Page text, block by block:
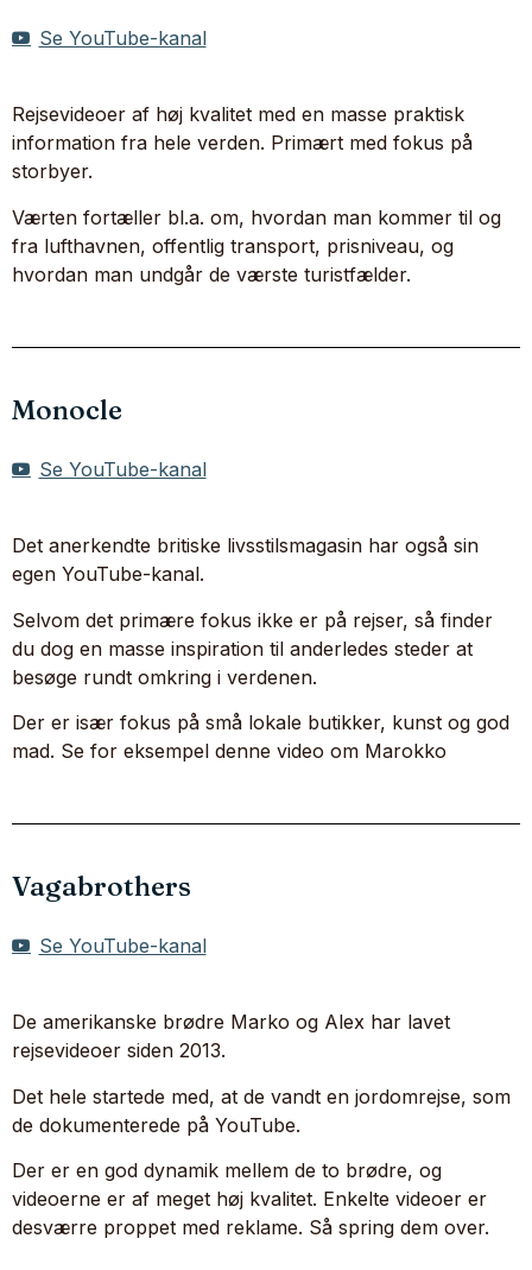
Se YouTube-kanal
Rejsevideoer af høj kvalitet med en masse praktisk
information fra hele verden. Primært med fokus på
storbyer.
Værten fortæller bl.a. om, hvordan man kommer til og
fra lufthavnen, offentlig transport, prisniveau, og
hvordan man undgår de værste turistfælder.
Monocle
Se YouTube-kanal
Det anerkendte britiske livsstilsmagasin har også sin
egen YouTube-kanal.
Selvom det primære fokus ikke er på rejser, så finder
du dog en masse inspiration til anderledes steder at
besøge rundt omkring i verdenen.
Der er især fokus på små lokale butikker, kunst og god
mad. Se for eksempel denne video om Marokko
Vagabrothers
Se YouTube-kanal
De amerikanske brødre Marko og Alex har lavet
rejsevideoer siden 2013.
Det hele startede med, at de vandt en jordomrejse, som
de dokumenterede på YouTube.
Der er en god dynamik mellem de to brødre, og
videoerne er af meget høj kvalitet. Enkelte videoer er
desværre proppet med reklame. Så spring dem over.